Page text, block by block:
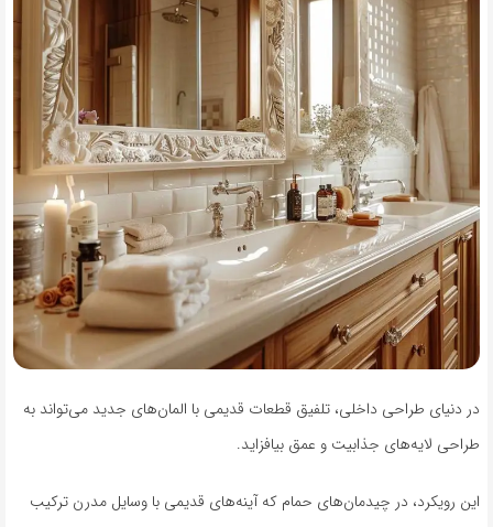
در دنیای طراحی داخلی، تلفیق قطعات قدیمی با المان‌های جدید می‌تواند به
طراحی لایه‌های جذابیت و عمق بیافزاید.
این رویکرد، در چیدمان‌های حمام که آینه‌های قدیمی با وسایل مدرن ترکیب